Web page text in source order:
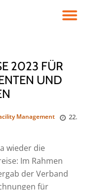
2023 FÜR
UND
Management
22.
wieder die
Im Rahmen
der Verband
für